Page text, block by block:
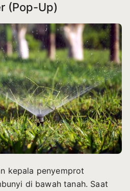
(Pop-Up)
kepala penyemprot
di bawah tanah. Saat